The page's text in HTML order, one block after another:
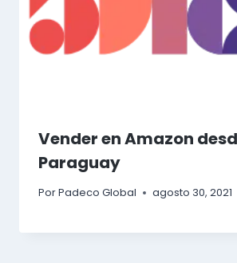
Vender en Amazon
Paraguay
PorPadeco Global agosto 30, 2021